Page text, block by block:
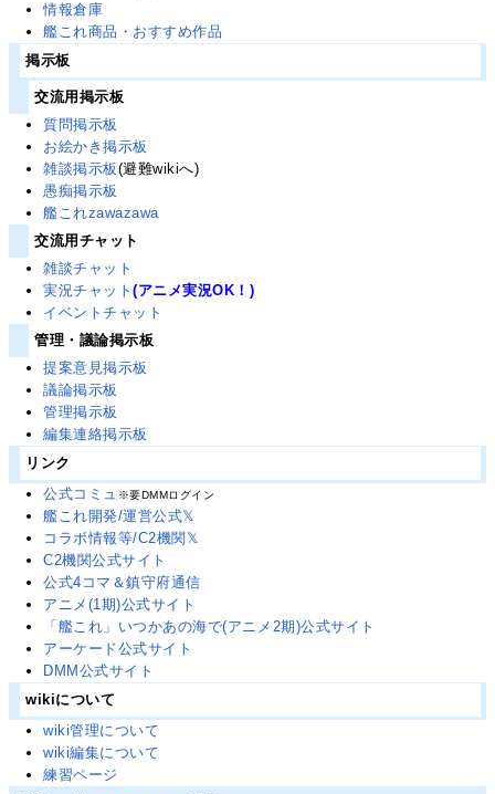
情報倉庫
艦これ商品・おすすめ作品
掲示板
交流用掲示板
質問掲示板
お絵かき掲示板
雑談掲示板(避難wikiへ)
愚痴掲示板
艦これzawazawa
交流用チャット
雑談チャット
実況チャット(アニメ実況OK！)
イベントチャット
管理・議論掲示板
提案意見掲示板
議論掲示板
管理掲示板
編集連絡掲示板
リンク
公式コミュ ※要DMMログイン
艦これ開発/運営公式𝕏
コラボ情報等/C2機関𝕏
C2機関公式サイト
公式4コマ＆鎮守府通信
アニメ(1期)公式サイト
「艦これ」いつかあの海で(アニメ2期)公式サイト
アーケード公式サイト
DMM公式サイト
wikiについて
wiki管理について
wiki編集について
練習ページ